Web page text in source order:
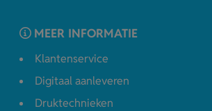
MEER INFORMATIE
Klantenservice
Digitaal aanleveren
Druktechnieken